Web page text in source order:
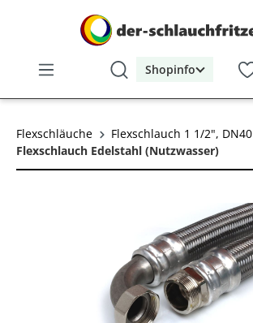
Shopinfo
Flexschläuche
Flexschlauch 1 1/2", DN40
Flexschlauch Edelstahl (Nutzwasser)